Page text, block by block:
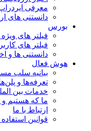
معرفی ایردراپ ها
دانستنی های
بورس
فیلتر های ویژه
فیلتر های کاربردی
دانستنی ها و
هوش فعال
بیانیه سلب
تعرفه‌ها و پلن‌های
خدمات بین المللی
ما که هستیم و
ارتباط با ما
قوانین استفاده